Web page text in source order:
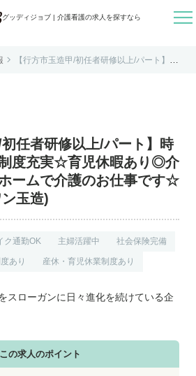
グッディジョブ | 介護看護の求人を探すなら 
はじめての方へ
人情報保護方針
利用規約
お知らせ
お問い合わせ
せ
無料お仕事相談

【行方市玉造甲/初任者研修以上/パート】時
初任者研修以上/パート】時
度充実☆育児休暇あり◎介
ームで介護のお仕事です☆
玉造)
ク通勤OK 主婦活躍中 社会保険完備
あり 産休・育児休業制度あり
スローガンに日々進化を続けている企
この求人のポイント